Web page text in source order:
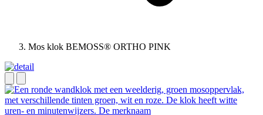
Mos klok BEMOSS® ORTHO PINK